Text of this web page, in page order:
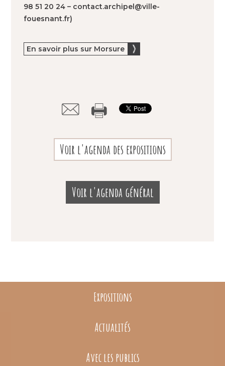
98 51 20 24 – contact.archipel@ville-
fouesnant.fr)
En savoir plus sur Morsure
Voir l'agenda des expositions
Voir l'agenda général
Expositions
Actualités
Avec les publics